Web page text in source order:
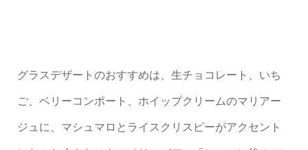
グラスデザートのおすすめは、生チョコレート、いち
ご、ベリーコンポート、ホイップクリームのマリアー
ジュに、マシュマロとライスクリスピーがアクセント